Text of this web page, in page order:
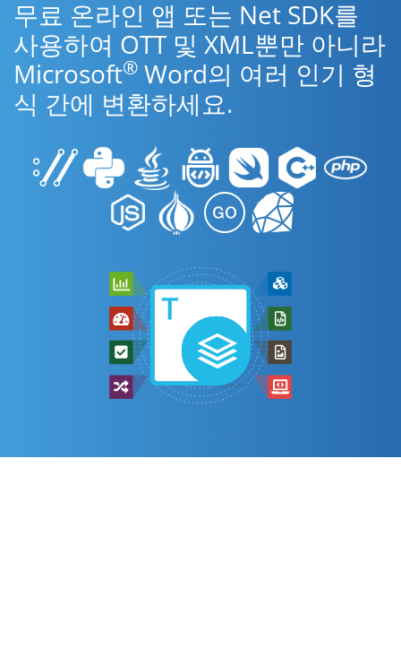
무료 온라인 앱 또는 Net SDK를
사용하여 OTT 및 XML뿐만 아니라
Microsoft® Word의 여러 인기 형
식 간에 변환하세요.